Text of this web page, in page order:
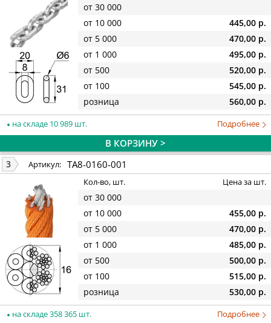
от 30 000
от 10 000
445,00 р.
от 5 000
470,00 р.
от 1 000
495,00 р.
от 500
520,00 р.
от 100
545,00 р.
розница
560,00 р.
на складе 10 989 шт. Подробнее
В КОРЗИНУ >
3 Артикул: TA8-0160-001
Кол-во, шт. Цена за шт.
от 30 000
от 10 000
455,00 р.
от 5 000
470,00 р.
от 1 000
485,00 р.
от 500
500,00 р.
от 100
515,00 р.
розница
530,00 р.
на складе 358 365 шт. Подробнее